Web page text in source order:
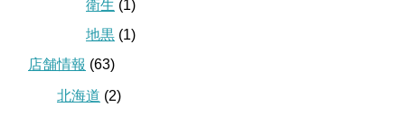
衛生 (1)
地黒 (1)
店舗情報 (63)
北海道 (2)